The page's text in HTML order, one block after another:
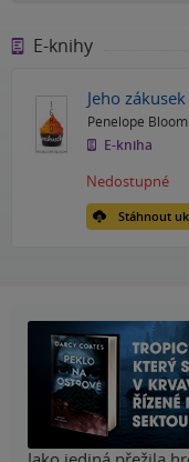
E-knihy
Jeho zákusek
Penelope Bloom
E-kniha
Stáhnout
Nedostupné